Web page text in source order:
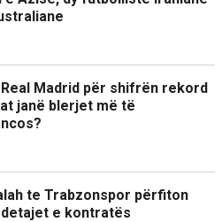
Madrid për shifrën rekord
janë blerjet më të
te Trabzonspor përfiton
e kontratës